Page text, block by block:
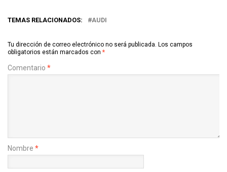
TEMAS RELACIONADOS: AUDI
Tu dirección de correo electrónico no será publicada. Los campos
obligatorios están marcados con *
Comentario *
Nombre *